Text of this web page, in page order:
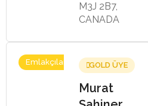
M3J 2B7,
CANADA
Emlakçılar GOLD ÜYE
Murat